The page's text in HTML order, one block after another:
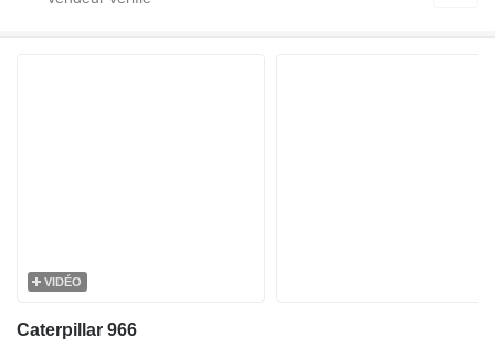
VIDÉO
Caterpillar 966